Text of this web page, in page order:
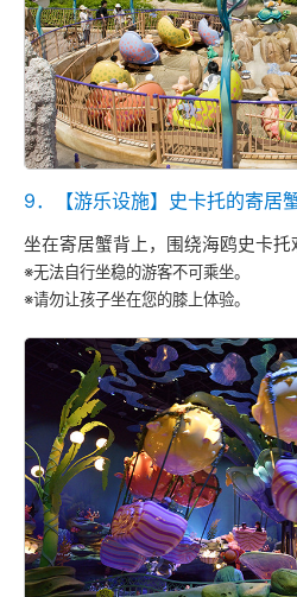
9．【游乐设施】史卡托的寄居
坐在寄居蟹背上，围绕海鸥史卡托
※无法自行坐稳的游客不可乘坐。
※请勿让孩子坐在您的膝上体验。